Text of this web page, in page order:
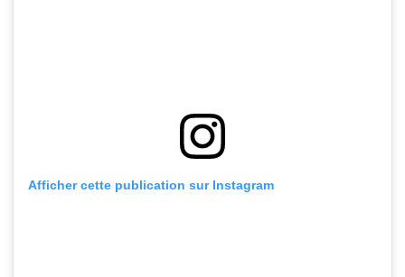
Afficher cette publication sur Instagram